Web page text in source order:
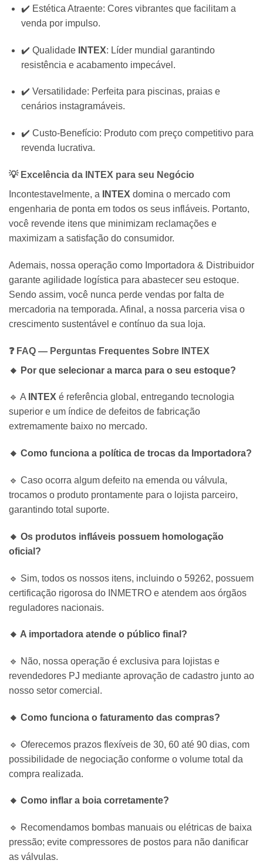
✔️ Estética Atraente: Cores vibrantes que facilitam a
venda por impulso.
✔️ Qualidade INTEX: Líder mundial garantindo
resistência e acabamento impecável.
✔️ Versatilidade: Perfeita para piscinas, praias e
cenários instagramáveis.
✔️ Custo-Benefício: Produto com preço competitivo para
revenda lucrativa.
💡 Excelência da INTEX para seu Negócio
Incontestavelmente, a
INTEX domina o mercado com
engenharia de ponta em todos os seus infláveis. Portanto,
você revende itens que minimizam reclamações e
maximizam a satisfação do consumidor.
Ademais, nossa operação como Importadora & Distribuidor
garante agilidade logística para abastecer seu estoque.
Sendo assim, você nunca perde vendas por falta de
mercadoria na temporada. Afinal, a nossa parceria visa o
crescimento sustentável e contínuo da sua loja.
❓ FAQ — Perguntas Frequentes Sobre
INTEX
🔸 Por que selecionar a marca para o seu estoque?
🔹 A INTEX é referência global, entregando tecnologia
superior e um índice de defeitos de fabricação
extremamente baixo no mercado.
🔸 Como funciona a política de trocas da Importadora?
🔹 Caso ocorra algum defeito na emenda ou válvula,
trocamos o produto prontamente para o lojista parceiro,
garantindo total suporte.
🔸 Os produtos infláveis possuem homologação
oficial?
🔹 Sim, todos os nossos itens, incluindo o 59262, possuem
certificação rigorosa do INMETRO e atendem aos órgãos
reguladores nacionais.
🔸 A importadora atende o público final?
🔹 Não, nossa operação é exclusiva para lojistas e
revendedores PJ mediante aprovação de cadastro junto ao
nosso setor comercial.
🔸 Como funciona o faturamento das compras?
🔹 Oferecemos prazos flexíveis de 30, 60 até 90 dias, com
possibilidade de negociação conforme o volume total da
compra realizada.
🔸 Como inflar a boia corretamente?
🔹 Recomendamos bombas manuais ou elétricas de baixa
pressão; evite compressores de postos para não danificar
as válvulas.